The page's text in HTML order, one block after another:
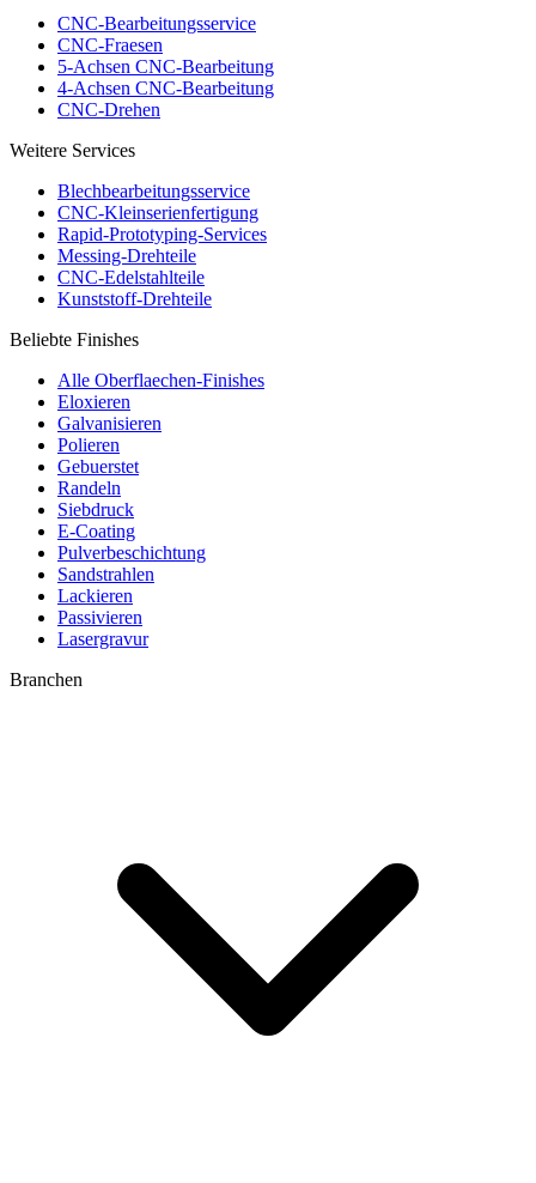
CNC-Bearbeitungsservice
CNC-Fraesen
5-Achsen CNC-Bearbeitung
4-Achsen CNC-Bearbeitung
CNC-Drehen
Weitere Services
Blechbearbeitungsservice
CNC-Kleinserienfertigung
Rapid-Prototyping-Services
Messing-Drehteile
CNC-Edelstahlteile
Kunststoff-Drehteile
Beliebte Finishes
Alle Oberflaechen-Finishes
Eloxieren
Galvanisieren
Polieren
Gebuerstet
Randeln
Siebdruck
E-Coating
Pulverbeschichtung
Sandstrahlen
Lackieren
Passivieren
Lasergravur
Branchen